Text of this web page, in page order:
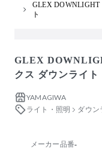
GLEX DOWNLIGHT
ト
GLEX
クス ダウンライト
YAMAGIWA
ライト・照明
ダウン
メーカー品番-